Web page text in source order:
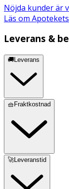
Nöjda kunder är
Läs om
Leverans &
🚚Leverans
🧺Fraktkostnad
🚀Leveranstid